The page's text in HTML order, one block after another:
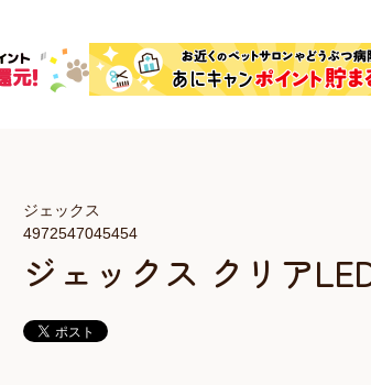
ジェックス クリア
4972547045454
ジェックス